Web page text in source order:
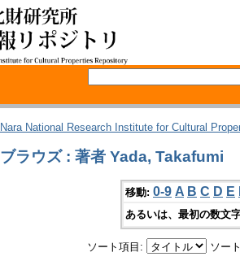
Nara National Research Institute for Cultural
ブラウズ : 著者 Yada, Takafumi
移動: 0-9 A B C D E
あるいは、最初の数文
ソート項目: ソー